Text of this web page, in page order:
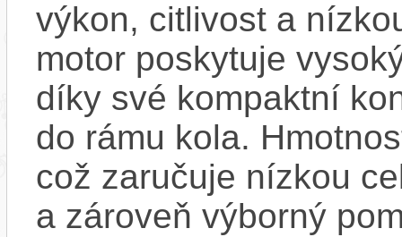
výkon, citlivost a
motor poskytuje
díky své kompaktní
do rámu kola.
což zaručuje nízkou
a zároveň výborný